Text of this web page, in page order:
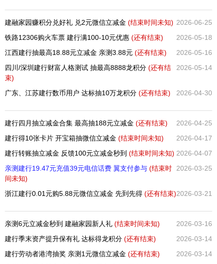
2026-06-25
建融家园赚积分兑好礼 兑2元微信立减金 (结束时间未知)
2026-05-18
铁路12306购火车票 建行满100-10元优惠 (还有结束)
2026-05-16
江西建行抽最高18.88元立减金 亲测3.88元 (还有结束)
2026-05-14
四川/深圳建行财富人格测试 抽最高8888龙积分 (还有结
束)
2026-04-30
广东、江苏建行数币用户 达标抽10万龙积分 (还有结束)
2026-04-25
建行四月抽立减金合集 最高抽188元立减金 (还有结束)
2026-04-17
建行得10张卡片 开宝箱抽微信立减金 (结束时间未知)
2026-04-07
建行转账抽立减金 反馈100元立减金秒到 (结束时间未知)
2026-03-25
亲测建行19.47元充值39元电信话费 翼支付参与 (结束时
间未知)
2026-03-21
浙江建行0.01元购5.88元微信立减金 先到先得 (还有结束)
2026-03-16
亲测6元立减金秒到 建融家园新人礼 (结束时间未知)
2026-03-14
建行季末资产提升保有礼 达标得龙积分 (还有结束)
2026-03-14
建行劳动者港湾抽奖 亲测1元微信立减金 (还有结束)